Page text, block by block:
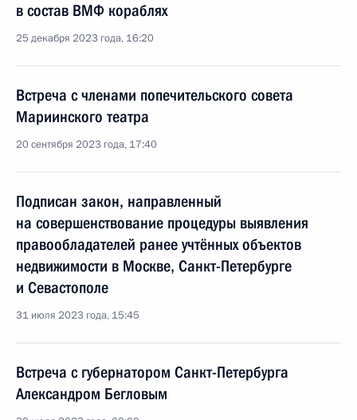
в состав ВМФ кораблях
25 декабря 2023 года, 16:20
Встреча с членами попечительского совета
Мариинского театра
20 сентября 2023 года, 17:40
Подписан закон, направленный
на совершенствование процедуры выявления
правообладателей ранее учтённых объектов
недвижимости в Москве, Санкт-Петербурге
и Севастополе
31 июля 2023 года, 15:45
Встреча с губернатором Санкт-Петербурга
Александром Бегловым